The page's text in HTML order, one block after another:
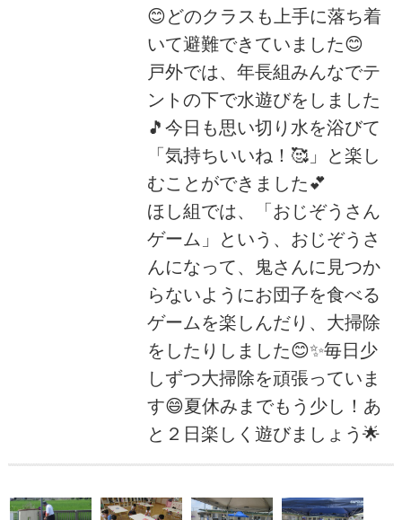
😊どのクラスも上手に落ち着
いて避難できていました😊
戸外では、年長組みんなでテ
ントの下で水遊びをしました
🎵今日も思い切り水を浴びて
「気持ちいいね！🥰」と楽し
むことができました💕
ほし組では、「おじぞうさん
ゲーム」という、おじぞうさ
んになって、鬼さんに見つか
らないようにお団子を食べる
ゲームを楽しんだり、大掃除
をしたりしました😊✨毎日少
しずつ大掃除を頑張っていま
す😄夏休みまでもう少し！あ
と２日楽しく遊びましょう🌟